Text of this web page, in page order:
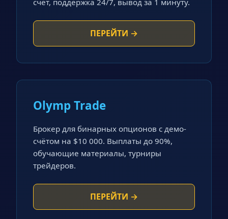
счёт, поддержка 24/7, вывод за 1 минуту.
ПЕРЕЙТИ →
Olymp Trade
Брокер для бинарных опционов с демо-
счётом на $10 000. Выплаты до 90%,
обучающие материалы, турниры
трейдеров.
ПЕРЕЙТИ →